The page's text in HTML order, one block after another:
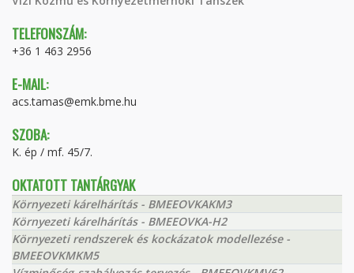
TELEFONSZÁM:
+36 1 463 2956
E-MAIL:
acs.tamas@emk.bme.hu
SZOBA:
K. ép / mf. 45/7.
OKTATOTT TANTÁRGYAK
Környezeti kárelhárítás - BMEEOVKAKM3
Környezeti kárelhárítás - BMEEOVKA-H2
Környezeti rendszerek és kockázatok modellezése -
BMEEOVKMKM5